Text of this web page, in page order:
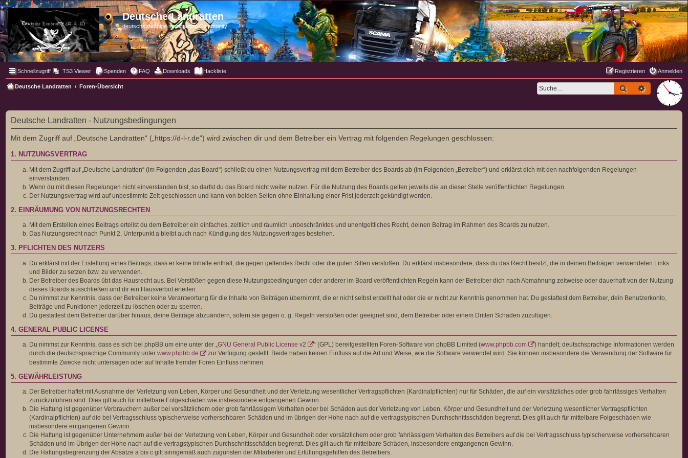
Deutsche Landratten
deutschsprachige multigaming Community
Schnellzugriff TS3 Viewer Spenden FAQ Downloads Hackliste Anmelden
Registrieren
Deutsche Landratten Foren-Übersicht SucheErweiterte
Deutsche Landratten - Nutzungsbedingungen
Mit dem Zugriff auf „Deutsche Landratten“ („https://d-l-r.de“) wird zwischen dir und dem Betreiber ein Vertrag mit folgenden Regelungen geschlossen:
1. NUTZUNGSVERTRAG
Mit dem Zugriff auf „Deutsche Landratten“ (im Folgenden „das Board“) schließt du einen Nutzungsvertrag mit dem Betreiber des Boards ab (im Folgenden „Betreiber“) und erklärst dich mit den nachfolgenden Regelungen
einverstanden.
Wenn du mit diesen Regelungen nicht einverstanden bist, so darfst du das Board nicht weiter nutzen. Für die Nutzung des Boards gelten jeweils die an dieser Stelle veröffentlichten Regelungen.
Der Nutzungsvertrag wird auf unbestimmte Zeit geschlossen und kann von beiden Seiten ohne Einhaltung einer Frist jederzeit gekündigt werden.
2. EINRÄUMUNG VON NUTZUNGSRECHTEN
Mit dem Erstellen eines Beitrags erteilst du dem Betreiber ein einfaches, zeitlich und räumlich unbeschränktes und unentgeltliches Recht, deinen Beitrag im Rahmen des Boards zu nutzen.
Das Nutzungsrecht nach Punkt 2, Unterpunkt a bleibt auch nach Kündigung des Nutzungsvertrages bestehen.
3. PFLICHTEN DES NUTZERS
Du erklärst mit der Erstellung eines Beitrags, dass er keine Inhalte enthält, die gegen geltendes Recht oder die guten Sitten verstoßen. Du erklärst insbesondere, dass du das Recht besitzt, die in deinen Beiträgen verwendeten Links
und Bilder zu setzen bzw. zu verwenden.
Der Betreiber des Boards übt das Hausrecht aus. Bei Verstößen gegen diese Nutzungsbedingungen oder anderer im Board veröffentlichten Regeln kann der Betreiber dich nach Abmahnung zeitweise oder dauerhaft von der Nutzung
dieses Boards ausschließen und dir ein Hausverbot erteilen.
Du nimmst zur Kenntnis, dass der Betreiber keine Verantwortung für die Inhalte von Beiträgen übernimmt, die er nicht selbst erstellt hat oder die er nicht zur Kenntnis genommen hat. Du gestattest dem Betreiber, dein Benutzerkonto,
Beiträge und Funktionen jederzeit zu löschen oder zu sperren.
Du gestattest dem Betreiber darüber hinaus, deine Beiträge abzuändern, sofern sie gegen o. g. Regeln verstoßen oder geeignet sind, dem Betreiber oder einem Dritten Schaden zuzufügen.
4. GENERAL PUBLIC LICENSE
Du nimmst zur Kenntnis, dass es sich bei phpBB um eine unter der „GNU General Public License v2 “ (GPL) bereitgestellten Foren-Software von phpBB Limited (www.phpbb.com
) handelt; deutschsprachige Informationen werden
durch die deutschsprachige Community unter www.phpbb.de
zur Verfügung gestellt. Beide haben keinen Einfluss auf die Art und Weise, wie die Software verwendet wird. Sie können insbesondere die Verwendung der Software für
bestimmte Zwecke nicht untersagen oder auf Inhalte fremder Foren Einfluss nehmen.
5. GEWÄHRLEISTUNG
Der Betreiber haftet mit Ausnahme der Verletzung von Leben, Körper und Gesundheit und der Verletzung wesentlicher Vertragspflichten (Kardinalpflichten) nur für Schäden, die auf ein vorsätzliches oder grob fahrlässiges Verhalten
zurückzuführen sind. Dies gilt auch für mittelbare Folgeschäden wie insbesondere entgangenen Gewinn.
Die Haftung ist gegenüber Verbrauchern außer bei vorsätzlichem oder grob fahrlässigem Verhalten oder bei Schäden aus der Verletzung von Leben, Körper und Gesundheit und der Verletzung wesentlicher Vertragspflichten
(Kardinalpflichten) auf die bei Vertragsschluss typischerweise vorhersehbaren Schäden und im übrigen der Höhe nach auf die vertragstypischen Durchschnittsschäden begrenzt. Dies gilt auch für mittelbare Folgeschäden wie
insbesondere entgangenen Gewinn.
Die Haftung ist gegenüber Unternehmern außer bei der Verletzung von Leben, Körper und Gesundheit oder vorsätzlichem oder grob fahrlässigem Verhalten des Betreibers auf die bei Vertragsschluss typischerweise vorhersehbaren
Schäden und im Übrigen der Höhe nach auf die vertragstypischen Durchschnittsschäden begrenzt. Dies gilt auch für mittelbare Schäden, insbesondere entgangenen Gewinn.
Die Haftungsbegrenzung der Absätze a bis c gilt sinngemäß auch zugunsten der Mitarbeiter und Erfüllungsgehilfen des Betreibers.